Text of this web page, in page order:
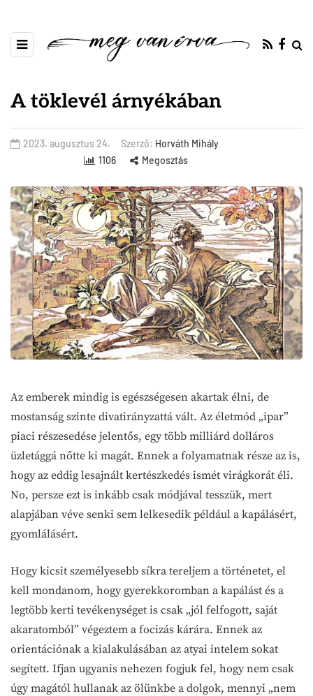
A töklevél árnyékában
2023. augusztus 24. Szerző: Horváth Mihály
1106
Megosztás
Az emberek mindig is egészségesen akartak élni, de
mostanság szinte divatirányzattá vált. Az életmód „ipar”
piaci részesedése jelentős, egy több milliárd dolláros
üzletággá nőtte ki magát. Ennek a folyamatnak része az is,
hogy az eddig lesajnált kertészkedés ismét virágkorát éli.
No, persze ezt is inkább csak módjával tesszük, mert
alapjában véve senki sem lelkesedik például a kapálásért,
gyomlálásért.
Hogy kicsit személyesebb síkra tereljem a történetet, el
kell mondanom, hogy gyerekkoromban a kapálást és a
legtöbb kerti tevékenységet is csak „jól felfogott, saját
akaratomból” végeztem a focizás kárára. Ennek az
orientációnak a kialakulásában az atyai intelem sokat
segített. Ifjan ugyanis nehezen fogjuk fel, hogy nem csak
úgy magától hullanak az ölünkbe a dolgok, mennyi „nem